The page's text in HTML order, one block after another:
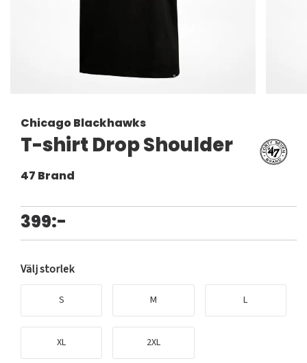
Chicago Blackhawks
T-shirt Drop Shoulder
47 Brand
399:-
Välj storlek
S M L
XL 2XL